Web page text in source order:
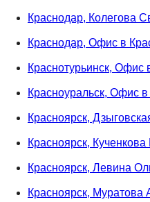
Краснодар, Колегова
Краснодар, Офис в
Краснотурьинск, Офис
Красноуральск, Офис
Красноярск,
Красноярск,
Красноярск, Левина
Красноярск, Муратова